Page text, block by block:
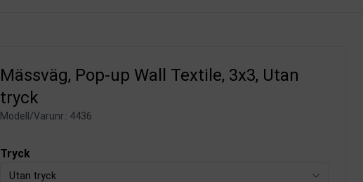
Mässväg, Pop-up Wall Textile, 3x3, Utan
tryck
Modell/Varunr.: 4436
Tryck
Utan tryck